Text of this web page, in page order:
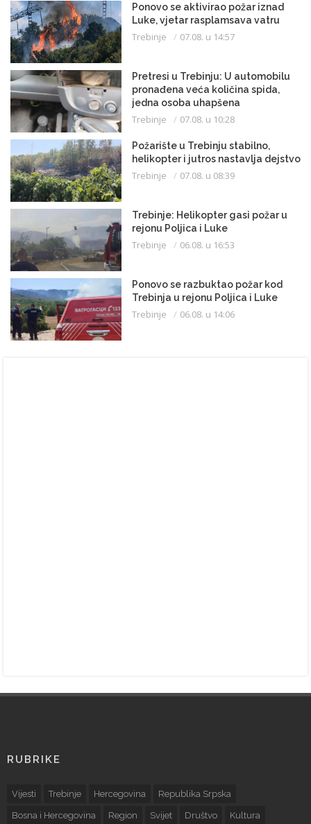
Ponovo se aktivirao požar iznad
Luke, vjetar rasplamsava vatru
Trebinje 07.08. u 14:57
Pretresi u Trebinju: U automobilu
pronađena veća količina spida,
jedna osoba uhapšena
Trebinje 07.08. u 10:28
Požarište u Trebinju stabilno,
helikopter i jutros nastavlja dejstvo
Trebinje 07.08. u 08:39
Trebinje: Helikopter gasi požar u
rejonu Poljica i Luke
Trebinje 06.08. u 16:53
Ponovo se razbuktao požar kod
Trebinja u rejonu Poljica i Luke
Trebinje 06.08. u 14:06
RUBRIKE
Vijesti Trebinje Hercegovina Republika Srpska
Bosna i Hercegovina Region Svijet Društvo Kultura